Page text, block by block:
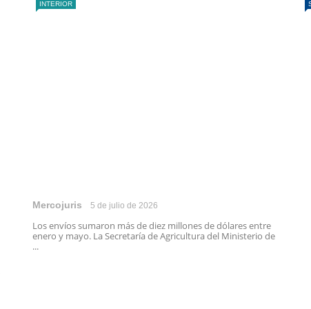
INTERIOR
Mercojuris 5 de julio de 2026
Los envíos sumaron más de diez millones de dólares entre
enero y mayo. La Secretaría de Agricultura del Ministerio de
...